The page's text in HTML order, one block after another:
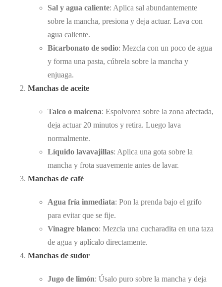
Sal y agua caliente: Aplica sal abundantemente
sobre la mancha, presiona y deja actuar. Lava con
agua caliente.
Bicarbonato de sodio: Mezcla con un poco de agua
y forma una pasta, cúbrela sobre la mancha y
enjuaga.
Manchas de aceite
Talco o maicena: Espolvorea sobre la zona afectada,
deja actuar 20 minutos y retira. Luego lava
normalmente.
Líquido lavavajillas: Aplica una gota sobre la
mancha y frota suavemente antes de lavar.
Manchas de café
Agua fría inmediata: Pon la prenda bajo el grifo
para evitar que se fije.
Vinagre blanco: Mezcla una cucharadita en una taza
de agua y aplícalo directamente.
Manchas de sudor
Jugo de limón: Úsalo puro sobre la mancha y deja